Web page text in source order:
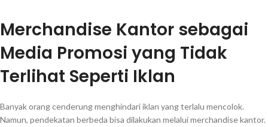
Merchandise Kantor sebagai
Media Promosi yang Tidak
Terlihat Seperti Iklan
Banyak orang cenderung menghindari iklan yang terlalu mencolok.
Namun, pendekatan berbeda bisa dilakukan melalui merchandise kantor.